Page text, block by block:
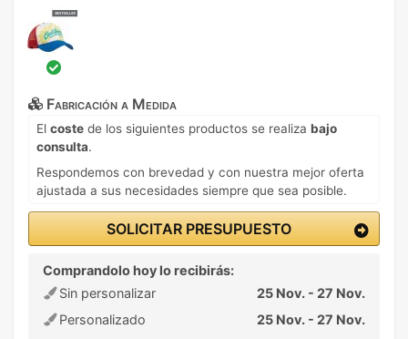
Fabricación a Medida
El coste de los siguientes productos se realiza bajo
consulta.
Respondemos con brevedad y con nuestra mejor oferta
ajustada a sus necesidades siempre que sea posible.
SOLICITAR PRESUPUESTO
Comprandolo hoy lo recibirás:
Sin personalizar
25 Nov. - 27 Nov.
Personalizado
25 Nov. - 27 Nov.